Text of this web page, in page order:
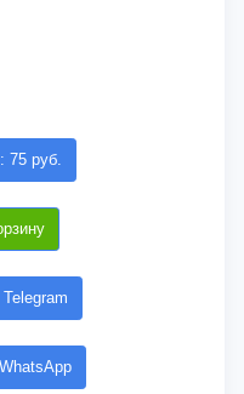
75 руб.